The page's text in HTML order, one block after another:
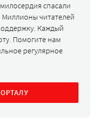
спасали
читателей
Каждый
Помогите нам
регулярное